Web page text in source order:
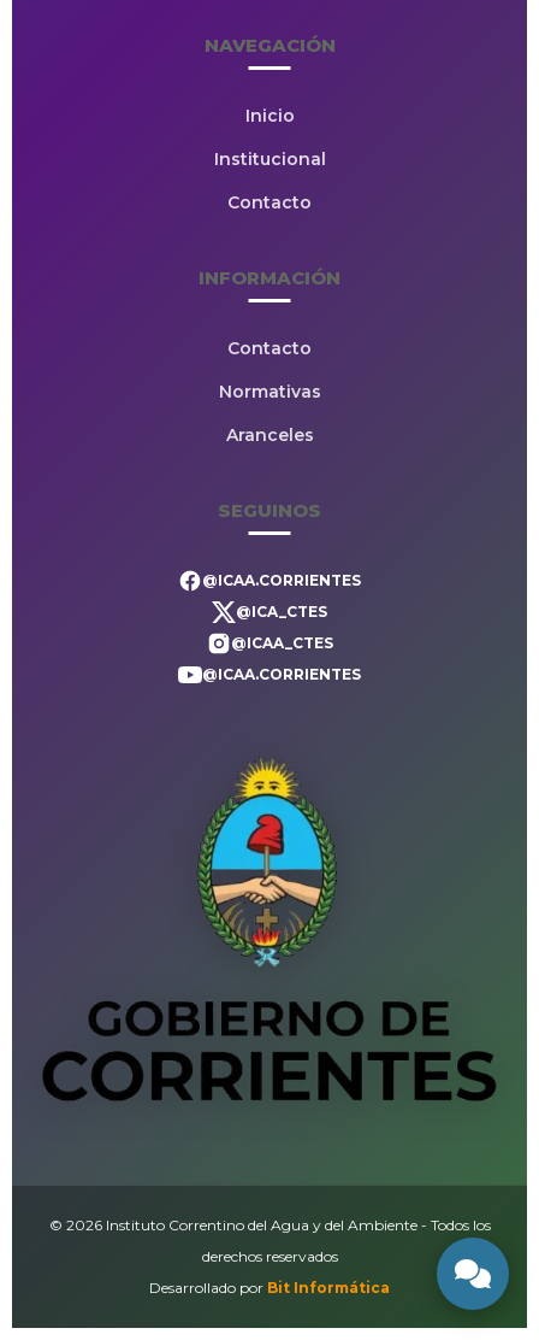
NAVEGACIÓN
Inicio
Institucional
Contacto
INFORMACIÓN
Contacto
Normativas
Aranceles
SEGUINOS
@ICAA.CORRIENTES
@ICA_CTES
@ICAA_CTES
@ICAA.CORRIENTES
© 2026 Instituto Correntino del Agua y del Ambiente - Todos los
derechos reservados
Desarrollado por Bit Informática